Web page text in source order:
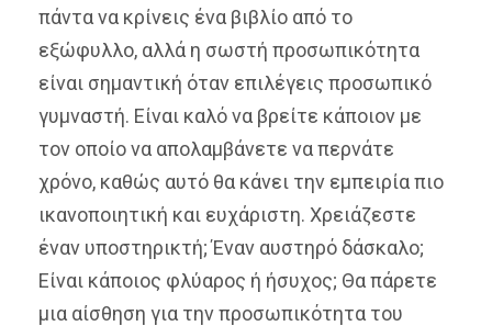
πάντα να κρίνεις ένα βιβλίο από το
εξώφυλλο, αλλά η σωστή προσωπικότητα
είναι σημαντική όταν επιλέγεις προσωπικό
γυμναστή. Είναι καλό να βρείτε κάποιον με
τον οποίο να απολαμβάνετε να περνάτε
χρόνο, καθώς αυτό θα κάνει την εμπειρία πιο
ικανοποιητική και ευχάριστη. Χρειάζεστε
έναν υποστηρικτή; Έναν αυστηρό δάσκαλο;
Είναι κάποιος φλύαρος ή ήσυχος; Θα πάρετε
μια αίσθηση για την προσωπικότητα του